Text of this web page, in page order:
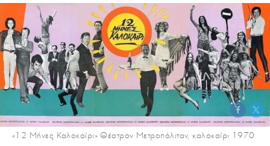
«12 Μήνες Καλοκαίρι» Θέατρον Μετροπόλιταν, καλοκαίρι 1970